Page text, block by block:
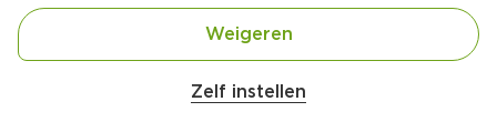
Handige informatie over dit product
bevat van nature aanwezige suikers geen
conserveermiddelen net zoals andere babyvoeding.
*bevat van nature aanwezige suikers
Zelf instellen
Weigeren